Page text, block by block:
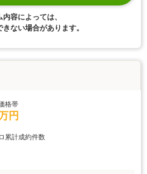
容によっては、
ない場合があります。
格帯
円
累計成約件数